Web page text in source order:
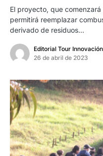
El proyecto, que
permitirá reemplazar
derivado de residuos…
Editorial Tour Innovación
26 de abril de 2023